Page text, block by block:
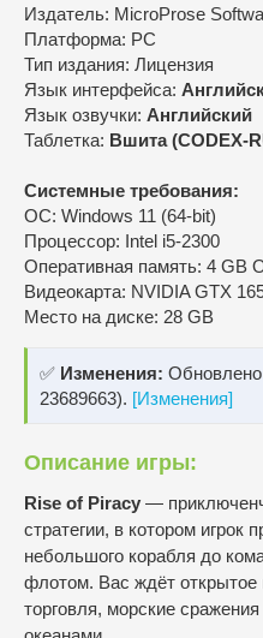
Издатель: MicroProse
Платформа: PC
Тип издания: Лицензия
Язык интерфейса:
Язык озвучки: Английский
Таблетка: Вшита (CODEX-
Системные требования:
ОС: Windows 11 (64-bit)
Процессор: Intel i5-2300
Оперативная память: 4 GB
Видеокарта: NVIDIA GTX
Место на диске: 28 GB
✅ Изменения: Обновлено
23689663). [Изменения]
Описание игры:
Rise of Piracy —
стратегии, в котором игрок
небольшого корабля до
флотом. Вас ждёт открытое
торговля, морские